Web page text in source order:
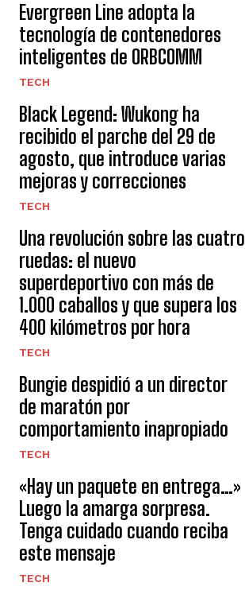
Evergreen Line adopta la
tecnología de contenedores
inteligentes de ORBCOMM
TECH
Black Legend: Wukong ha
recibido el parche del 29 de
agosto, que introduce varias
mejoras y correcciones
TECH
Una revolución sobre las cuatro
ruedas: el nuevo
superdeportivo con más de
1.000 caballos y que supera los
400 kilómetros por hora
TECH
Bungie despidió a un director
de maratón por
comportamiento inapropiado
TECH
«Hay un paquete en entrega…»
Luego la amarga sorpresa.
Tenga cuidado cuando reciba
este mensaje
TECH